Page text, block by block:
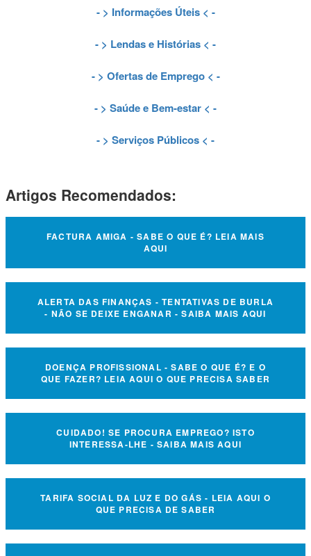
- > Informações Úteis< -
- > Lendas e Histórias < -
- > Ofertas de Emprego< -
- > Saúde e Bem-estar < -
- > Serviços Públicos < -
Artigos Recomendados:
FACTURA AMIGA - SABE O QUE É? LEIA MAIS
AQUI
ALERTA DAS FINANÇAS - TENTATIVAS DE BURLA
- NÃO SE DEIXE ENGANAR - SAIBA MAIS AQUI
DOENÇA PROFISSIONAL - SABE O QUE É? E O
QUE FAZER? LEIA AQUI O QUE PRECISA SABER
CUIDADO! SE PROCURA EMPREGO? ISTO
INTERESSA-LHE - SAIBA MAIS AQUI
TARIFA SOCIAL DA LUZ E DO GÁS - LEIA AQUI O
QUE PRECISA DE SABER